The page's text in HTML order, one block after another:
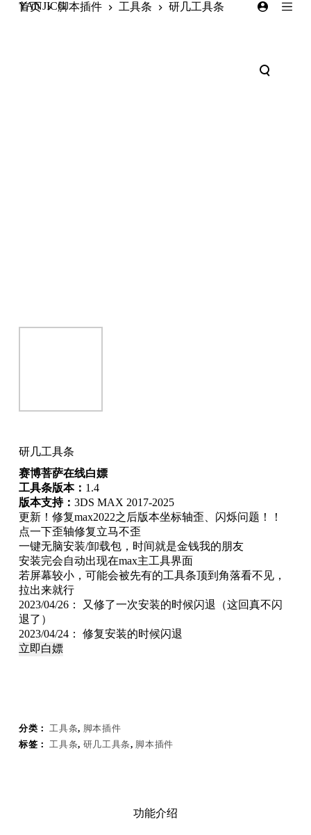
跳
YANJICG
首页 脚本插件 工具条 研几工具条
研几工具条
赛博菩萨在线白嫖
工具条版本： 1.4
版本支持： 3DS MAX 2017-2025
更新！修复max2022之后版本坐标轴歪、闪烁问题！！
点一下歪轴修复立马不歪
一键无脑安装/卸载包，时间就是金钱我的朋友
安装完会自动出现在max主工具界面
若屏幕较小，可能会被先有的工具条顶到角落看不见，
拉出来就行
2023/04/26： 又修了一次安装的时候闪退（这回真不闪
退了）
2023/04/24： 修复安装的时候闪退
立即白嫖
分类： 工具条, 脚本插件
标签： 工具条, 研几工具条, 脚本插件
功能介绍